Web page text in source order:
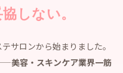
しない。
サロンから始まりました。
美容・スキンケア業界一筋